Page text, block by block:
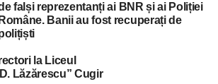
falși reprezentanți ai BNR și ai Poliției
Române. Banii au fost recuperați de
la Liceul
Lăzărescu” Cugir